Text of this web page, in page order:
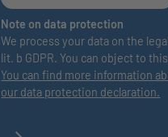
Note on data protection
We process your data on the
lit. b GDPR. You can object to
You can find more information
our data protection declaration.